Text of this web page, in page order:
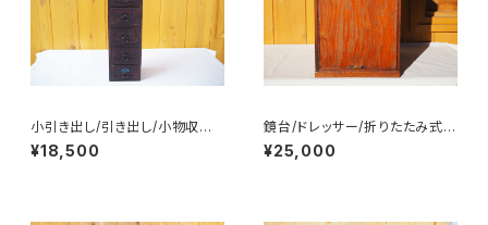
小引き出し/引き出し/小物収納/
No.0314
¥18,500
鏡台/ドレッサー/折りたたみ式/
小引き出し/No.0290
¥25,000